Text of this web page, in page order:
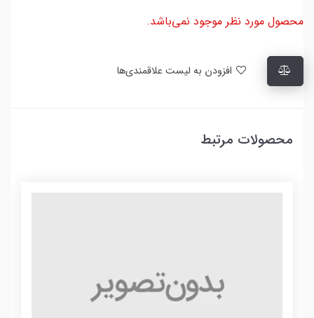
محصول مورد نظر موجود نمی‌باشد.
محصولات مرتبط